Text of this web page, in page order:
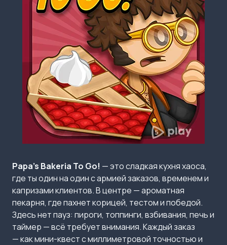
Papa’s Bakeria To Go! — это сладкая кухня хаоса,
где ты один на один с армией заказов, временем и
капризами клиентов. В центре — ароматная
пекарня, где пахнет корицей, тестом и победой.
Здесь нет пауз: пироги, топпинги, взбивания, печь и
таймер — всё требует внимания. Каждый заказ
— как мини-квест с миллиметровой точностью и